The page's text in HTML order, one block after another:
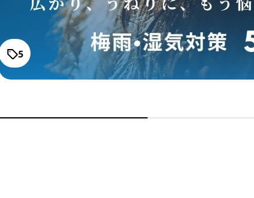
5
通常価格
¥10,780